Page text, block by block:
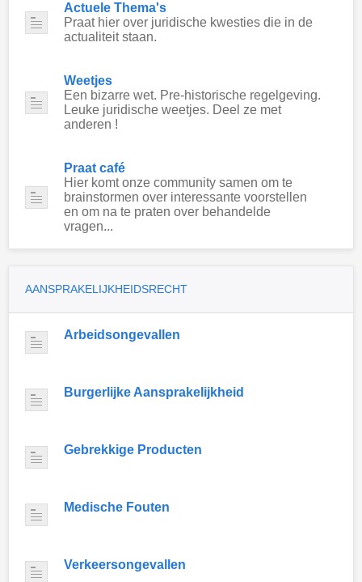
Actuele Thema's
Praat hier over juridische kwesties die in de
actualiteit staan.
Weetjes
Een bizarre wet. Pre-historische regelgeving.
Leuke juridische weetjes. Deel ze met
anderen !
Praat café
Hier komt onze community samen om te
brainstormen over interessante voorstellen
en om na te praten over behandelde
vragen...
AANSPRAKELIJKHEIDSRECHT
Arbeidsongevallen
Burgerlijke Aansprakelijkheid
Gebrekkige Producten
Medische Fouten
Verkeersongevallen